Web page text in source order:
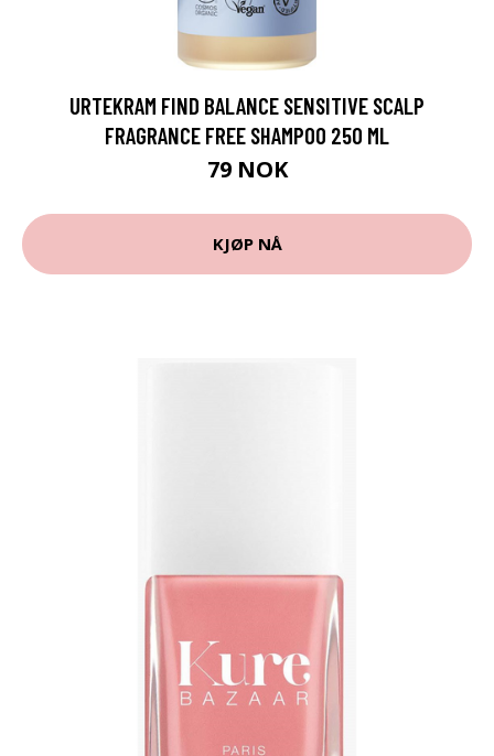
URTEKRAM FIND BALANCE SENSITIVE SCALP
FRAGRANCE FREE SHAMPOO 250 ML
79 NOK
KJØP NÅ